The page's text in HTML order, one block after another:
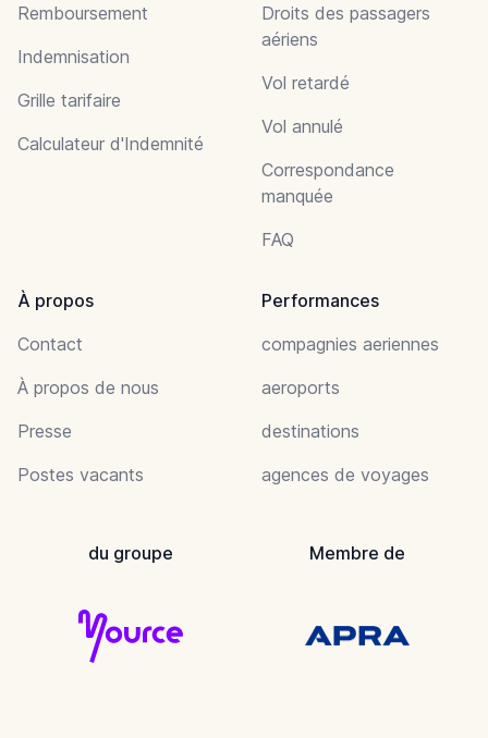
Remboursement
Indemnisation
Grille tarifaire
Calculateur d'Indemnité
Droits des passagers
aériens
Vol retardé
Vol annulé
Correspondance
manquée
FAQ
À propos
Contact
À propos de nous
Presse
Postes vacants
Performances
compagnies aeriennes
aeroports
destinations
agences de voyages
du groupe Membre de